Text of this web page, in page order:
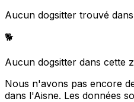
Aucun dogsitter trouvé
🐕
Aucun dogsitter dans cette
Nous n'avons pas encore
dans l'Aisne. Les données